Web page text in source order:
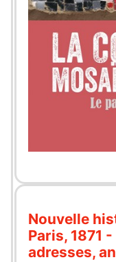
Nouvelle
Paris, 1871
adresses,